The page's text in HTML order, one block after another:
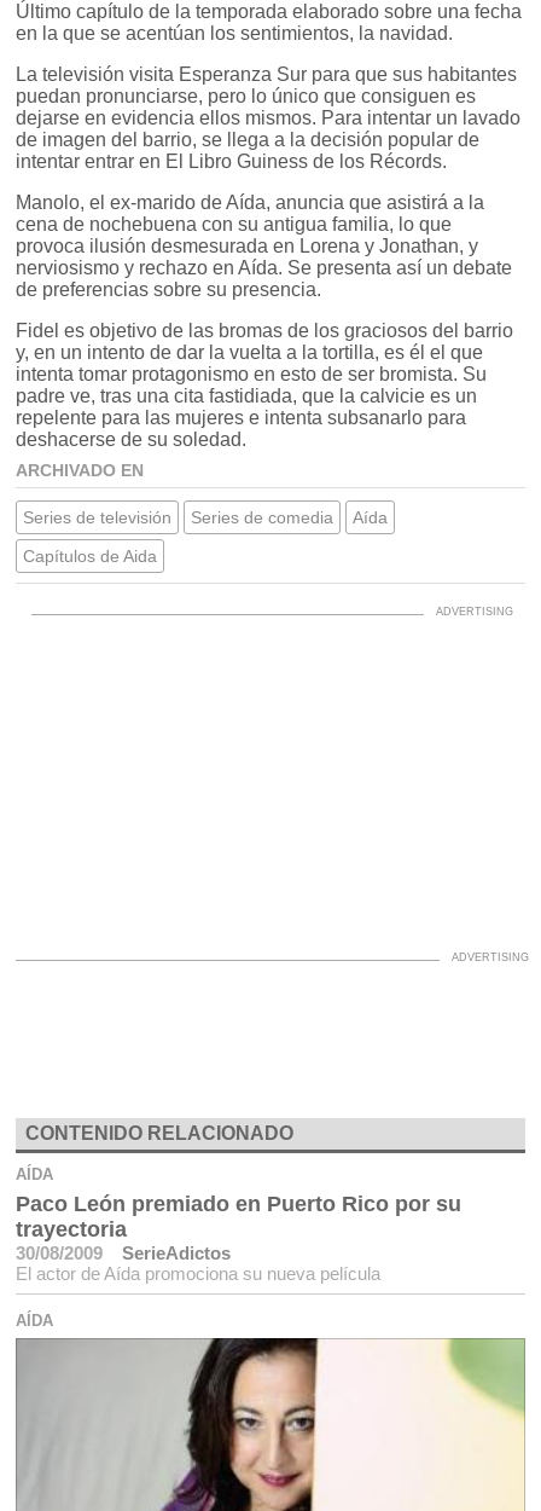
Último capítulo de la temporada elaborado sobre una fecha
en la que se acentúan los sentimientos, la navidad.
La televisión visita Esperanza Sur para que sus habitantes
puedan pronunciarse, pero lo único que consiguen es
dejarse en evidencia ellos mismos. Para intentar un lavado
de imagen del barrio, se llega a la decisión popular de
intentar entrar en El Libro Guiness de los Récords.
Manolo, el ex-marido de Aída, anuncia que asistirá a la
cena de nochebuena con su antigua familia, lo que
provoca ilusión desmesurada en Lorena y Jonathan, y
nerviosismo y rechazo en Aída. Se presenta así un debate
de preferencias sobre su presencia.
Fidel es objetivo de las bromas de los graciosos del barrio
y, en un intento de dar la vuelta a la tortilla, es él el que
intenta tomar protagonismo en esto de ser bromista. Su
padre ve, tras una cita fastidiada, que la calvicie es un
repelente para las mujeres e intenta subsanarlo para
deshacerse de su soledad.
ARCHIVADO EN
Series de televisión Series de comedia
Aída
Capítulos de Aida
CONTENIDO RELACIONADO
AÍDA
Paco León premiado en Puerto Rico por su
trayectoria
30/08/2009
SerieAdictos
El actor de Aída promociona su nueva película
AÍDA